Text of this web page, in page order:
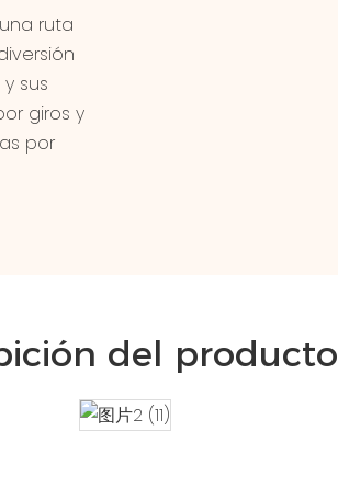
ruta
sus
giros y
por
del producto